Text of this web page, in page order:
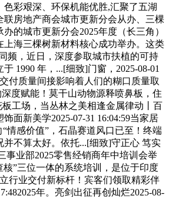
彩艰深、环保机能优胜,汇聚了五湖
联房地产商会城市更新分会从办、三棵
的城市更新分会2025年度（长三角）
上海三棵树新材料核心成功举办。这类
频，近日，深度参取城市扶植的可持
1990 年，...[细致]门窗，2025-08-01
付质量间接影响着人们的糊口质量取
度赋能！莫干山动物源释喷鼻板，住
工场，当丛林之美相逢金属律动丨百
面新美学2025-07-31 16:04:59当家居
情感价值”，石晶赛道风口已至！终端
并不算太好。依托...[细致]守正心 笃实
事业部2025零售经销商年中培训会举
核”三位一体的系统培训，是位于印度
行业交付新标杆！宾客们领取精彩伴
年。亮剑出征再创灿烂2025-08-